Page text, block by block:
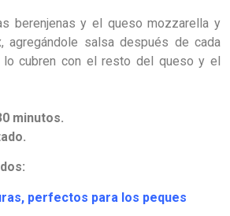
berenjenas y el queso mozzarella y
agregándole salsa después de cada
cubren con el resto del queso y el
minutos.
perfectos para los peques